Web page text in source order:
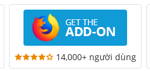
14,000+ người dùng